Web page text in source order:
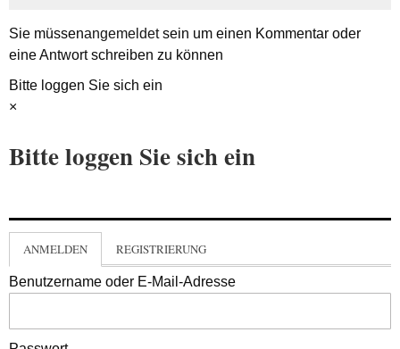
Sie müssenangemeldetsein um einen Kommentar oder
eine Antwort schreiben zu können
Bitte loggen Sie sich ein
×
Bitte loggen Sie sich ein
ANMELDEN REGISTRIERUNG
Benutzername oder E-Mail-Adresse